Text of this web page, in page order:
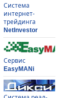
Система
интернет-
трейдинга
NetInvestor
Сервис
EasyMANi